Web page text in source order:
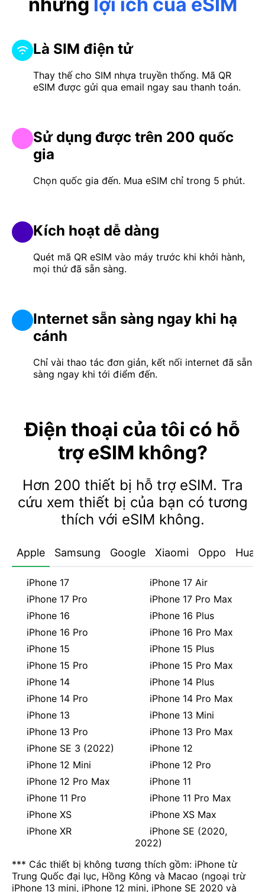
Là SIM điện tử
Thay thế cho SIM nhựa truyền thống. Mã QR
eSIM được gửi qua email ngay sau thanh toán.
Sử dụng được trên 200 quốc
gia
Chọn quốc gia đến. Mua eSIM chỉ trong 5 phút.
Kích hoạt dễ dàng
Quét mã QR eSIM vào máy trước khi khởi hành,
mọi thứ đã sẵn sàng.
Internet sẵn sàng ngay khi hạ
cánh
Chỉ vài thao tác đơn giản, kết nối internet đã sẵn
sàng ngay khi tới điểm đến.
Điện thoại của tôi có hỗ
trợ eSIM không?
Hơn 200 thiết bị hỗ trợ eSIM. Tra
cứu xem thiết bị của bạn có tương
thích với eSIM không.
Apple Samsung Google Xiaomi Oppo
iPhone 17
iPhone 17 Air
iPhone 17 Pro
iPhone 17 Pro Max
iPhone 16
iPhone 16 Plus
iPhone 16 Pro
iPhone 16 Pro Max
iPhone 15
iPhone 15 Plus
iPhone 15 Pro
iPhone 15 Pro Max
iPhone 14
iPhone 14 Plus
iPhone 14 Pro
iPhone 14 Pro Max
iPhone 13
iPhone 13 Mini
iPhone 13 Pro
iPhone 13 Pro Max
iPhone SE 3 (2022)
iPhone 12
iPhone 12 Mini
iPhone 12 Pro
iPhone 12 Pro Max
iPhone 11
iPhone 11 Pro
iPhone 11 Pro Max
iPhone XS
iPhone XS Max
iPhone XR
iPhone SE (2020,
2022)
*** Các thiết bị không tương thích gồm: iPhone từ
Trung Quốc đại lục, Hồng Kông và Macao (ngoại trừ
iPhone 13 mini, iPhone 12 mini, iPhone SE 2020 và